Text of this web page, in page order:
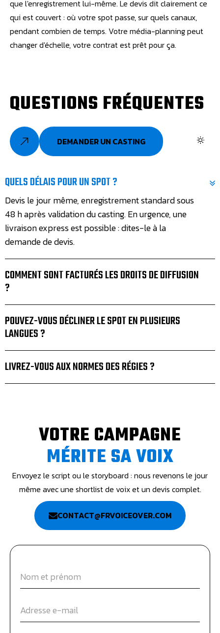
que l'enregistrement lui-même. Le devis dit clairement ce
qui est couvert : où votre spot passe, sur quels canaux,
pendant combien de temps. Votre média-planning peut
changer d'échelle, votre contrat est prêt pour ça.
QUESTIONS FRÉQUENTES
DEMANDER UN CASTING
QUELS DÉLAIS POUR UN SPOT ?
Devis le jour même, enregistrement standard sous
48 h après validation du casting. En urgence, une
livraison express est possible : dites-le à la
demande de devis.
COMMENT SONT FACTURÉS LES DROITS DE DIFFUSION
?
POUVEZ-VOUS DÉCLINER LE SPOT EN PLUSIEURS
LANGUES ?
LIVREZ-VOUS AUX NORMES DES RÉGIES ?
VOTRE CAMPAGNE
MÉRITE SA VOIX
Envoyez le script ou le storyboard : nous revenons le jour
même avec une shortlist de voix et un devis complet.
CONTACT@FRVOICEOVER.COM